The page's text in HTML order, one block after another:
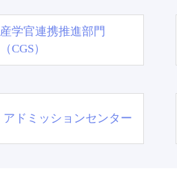
産学官連携推進部門
（CGS）
アドミッションセンター